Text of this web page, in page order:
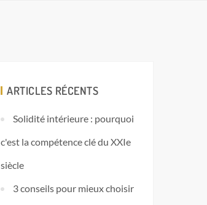
ARTICLES RÉCENTS
Solidité intérieure : pourquoi
c'est la compétence clé du XXIe
siècle
3 conseils pour mieux choisir